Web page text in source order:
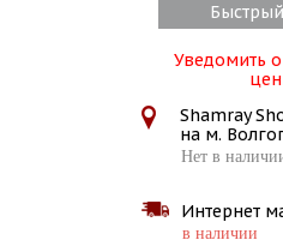
Уведомить
Shamray
на м.
Нет в
Интернет
в наличии